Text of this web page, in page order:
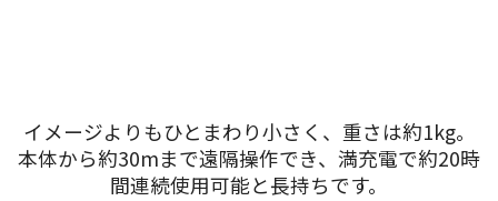
イメージよりもひとまわり小さく、重さは約1kg。
本体から約30mまで遠隔操作でき、満充電で約20時
間連続使用可能と長持ちです。